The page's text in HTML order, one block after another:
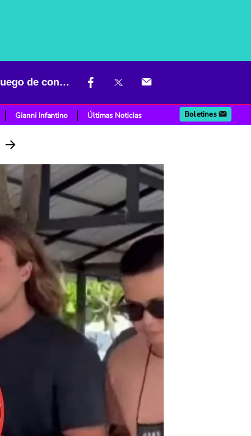
¿Daniel Sancho, asesino de Edwin Arrieta, tendría libertad condicional luego de condena?
Gianni Infantino Últimas Noticias Boletines